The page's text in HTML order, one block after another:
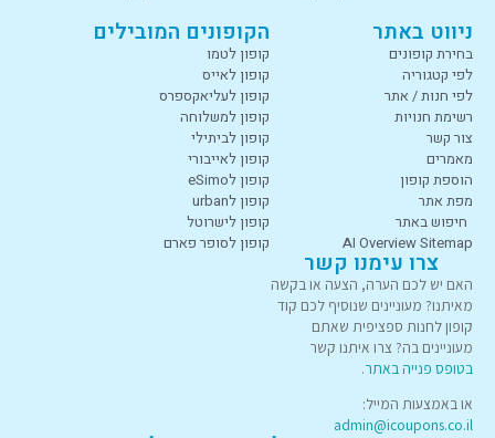
ניווט באתר
בחירת קופונים
לפי קטגוריה
לפי חנות / אתר
רשימת חנויות
צור קשר
מאמרים
הוספת קופון
מפת אתר
חיפוש באתר
AI Overview Sitemap
הקופונים המובילים
קופון לטמו
קופון לאייס
קופון לעליאקספרס
קופון למשלוחה
קופון לביתילי
קופון לאייבורי
קופון לeSimo
קופון לurban
קופון לישרוטל
קופון לסופר פארם
צרו עימנו קשר
האם יש לכם הערה, הצעה או בקשה
מאיתנו? מעוניינים שנוסיף לכם קוד
קופון לחנות ספציפית שאתם
מעוניינים בה? צרו איתנו קשר
בטופס פנייה באתר.
או באמצעות המייל:
admin@icoupons.co.il